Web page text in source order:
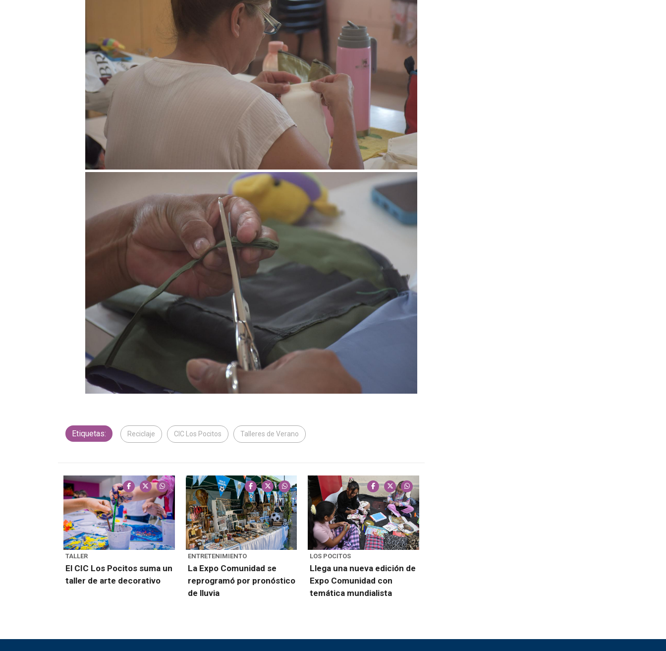
Etiquetas: Reciclaje CIC Los Pocitos Talleres de Verano
TALLER
El CIC Los Pocitos suma un
taller de arte decorativo
ENTRETENIMIENTO
La Expo Comunidad se
reprogramó por pronóstico
de lluvia
LOS POCITOS
Llega una nueva edición de
Expo Comunidad con
temática mundialista